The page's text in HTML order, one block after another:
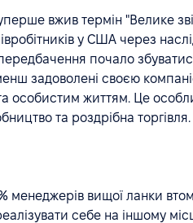
вжив термін "Велике
у США через
почало
задоволені своєю
особистим життям. Це
та роздрібна торгівля.
менеджерів вищої ланки
себе на іншому